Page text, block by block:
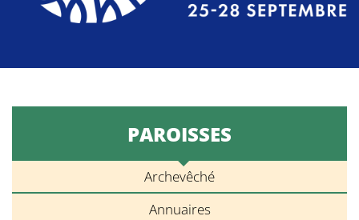
PAROISSES
Archevêché
Annuaires